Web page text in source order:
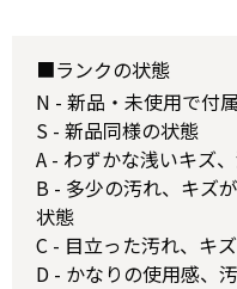
■ランクの状態
N - 新品・未使用で付
S - 新品同様の状態
A - わずかな浅いキズ
B - 多少の汚れ、キズ
状態
C - 目立った汚れ、キ
D - かなりの使用感、